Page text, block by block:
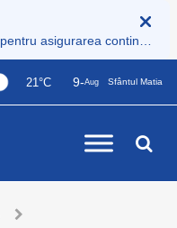
21°C 9-Aug Sfântul Matia